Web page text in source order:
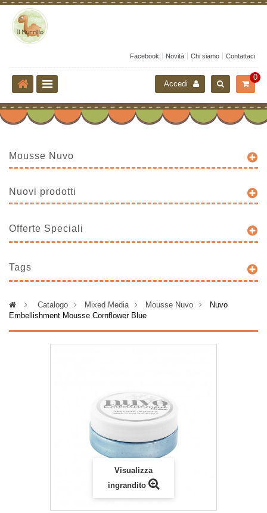
Facebook Novità Chi siamo Contattaci
0
Accedi
Mousse Nuvo
Nuovi prodotti
Offerte Speciali
Tags
> Catalogo > Mixed Media > Mousse Nuvo >
Nuvo
Embellishment Mousse Cornflower Blue
Visualizza
ingrandito